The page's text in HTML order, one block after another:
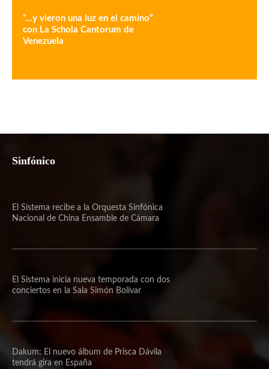
“…y vieron una luz en el camino”
con La Schola Cantorum de
Venezuela
Sinfónico
El Sistema recibe a la Orquesta Sinfónica
Nacional de China Ensamble de Cámara
El Sistema inicia nueva temporada con dos
conciertos en la Sala Simón Bolívar
Dakum: El nuevo álbum de Prisca Dávila
tendrá gira en España